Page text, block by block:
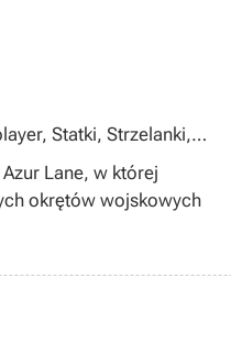
Statki, Strzelanki,
Lane, w której
okrętów wojskowych